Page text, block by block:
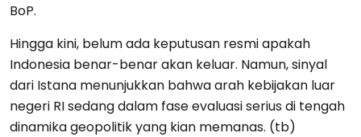
BoP.
Hingga kini, belum ada keputusan resmi apakah
Indonesia benar-benar akan keluar. Namun, sinyal
dari Istana menunjukkan bahwa arah kebijakan luar
negeri RI sedang dalam fase evaluasi serius di tengah
dinamika geopolitik yang kian memanas. (tb)